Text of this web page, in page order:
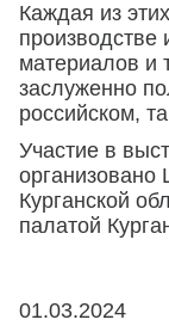
Каждая из
производстве
материалов и
заслуженно
российском,
Участие в
организовано
Курганской
палатой
01.03.2024